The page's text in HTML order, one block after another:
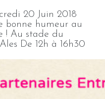
20 Juin 2018
bonne humeur au
! Au stade du
De 12h à 16h30